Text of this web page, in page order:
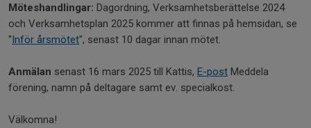
Möteshandlingar: Dagordning, Verksamhetsberättelse 2024
och Verksamhetsplan 2025 kommer att finnas på hemsidan, se
"Inför årsmötet", senast 10 dagar innan mötet.
Anmälan senast 16 mars 2025 till Kattis, E-post Meddela
förening, namn på deltagare samt ev. specialkost.
Välkomna!